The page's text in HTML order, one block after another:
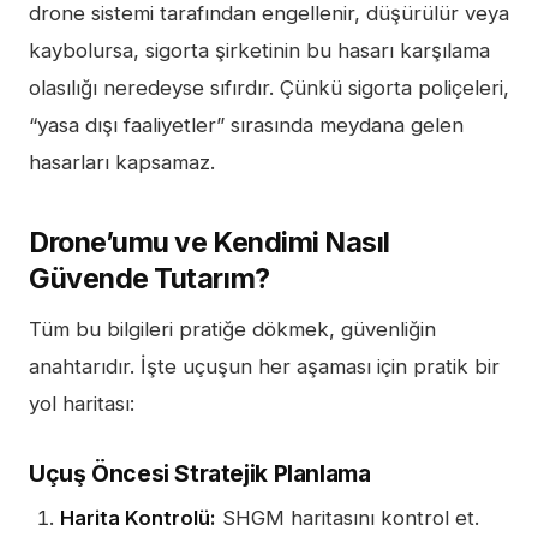
drone sistemi tarafından engellenir, düşürülür veya
kaybolursa, sigorta şirketinin bu hasarı karşılama
olasılığı neredeyse sıfırdır. Çünkü sigorta poliçeleri,
“yasa dışı faaliyetler” sırasında meydana gelen
hasarları kapsamaz.
Drone’umu ve Kendimi Nasıl
Güvende Tutarım?
Tüm bu bilgileri pratiğe dökmek, güvenliğin
anahtarıdır. İşte uçuşun her aşaması için pratik bir
yol haritası:
Uçuş Öncesi Stratejik Planlama
Harita Kontrolü: SHGM haritasını kontrol et.